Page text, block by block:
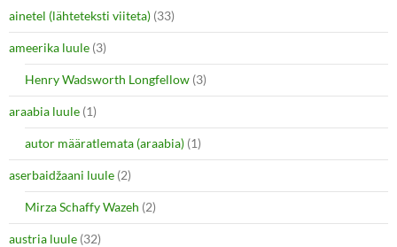
t
t
e
r
(
O
p
e
n
n
n
w
w
i
n
d
o
e
b
o
o
k
(
O
p
e
n
i
n
n
e
w
w
i
n
d
ainetel (lähteteksti viiteta) (33)
ameerika luule (3)
Henry Wadsworth Longfellow (3)
araabia luule (1)
autor määratlemata (araabia) (1)
aserbaidžaani luule (2)
Mirza Schaffy Wazeh (2)
austria luule (32)